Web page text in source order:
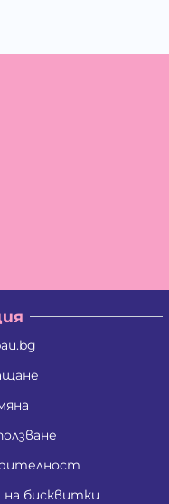
на бисквитки